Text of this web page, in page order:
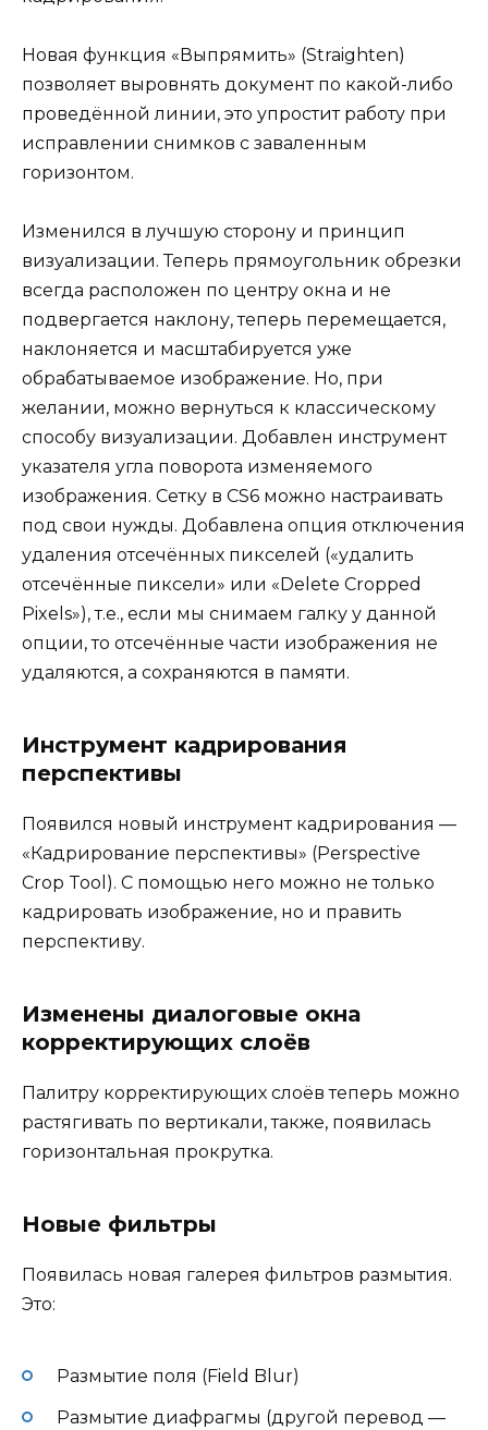
Новая функция «Выпрямить» (Straighten)
позволяет выровнять документ по какой-либо
проведённой линии, это упростит работу при
исправлении снимков с заваленным
горизонтом.
Изменился в лучшую сторону и принцип
визуализации. Теперь прямоугольник обрезки
всегда расположен по центру окна и не
подвергается наклону, теперь перемещается,
наклоняется и масштабируется уже
обрабатываемое изображение. Но, при
желании, можно вернуться к классическому
способу визуализации. Добавлен инструмент
указателя угла поворота изменяемого
изображения. Сетку в CS6 можно настраивать
под свои нужды. Добавлена опция отключения
удаления отсечённых пикселей («удалить
отсечённые пиксели» или «Delete Cropped
Pixels»), т.е., если мы снимаем галку у данной
опции, то отсечённые части изображения не
удаляются, а сохраняются в памяти.
Инструмент кадрирования
перспективы
Появился новый инструмент кадрирования —
«Кадрирование перспективы» (Perspective
Crop Tool). С помощью него можно не только
кадрировать изображение, но и править
перспективу.
Изменены диалоговые окна
корректирующих слоёв
Палитру корректирующих слоёв теперь можно
растягивать по вертикали, также, появилась
горизонтальная прокрутка.
Новые фильтры
Появилась новая галерея фильтров размытия.
Это:
Размытие поля (Field Blur)
Размытие диафрагмы (другой перевод —